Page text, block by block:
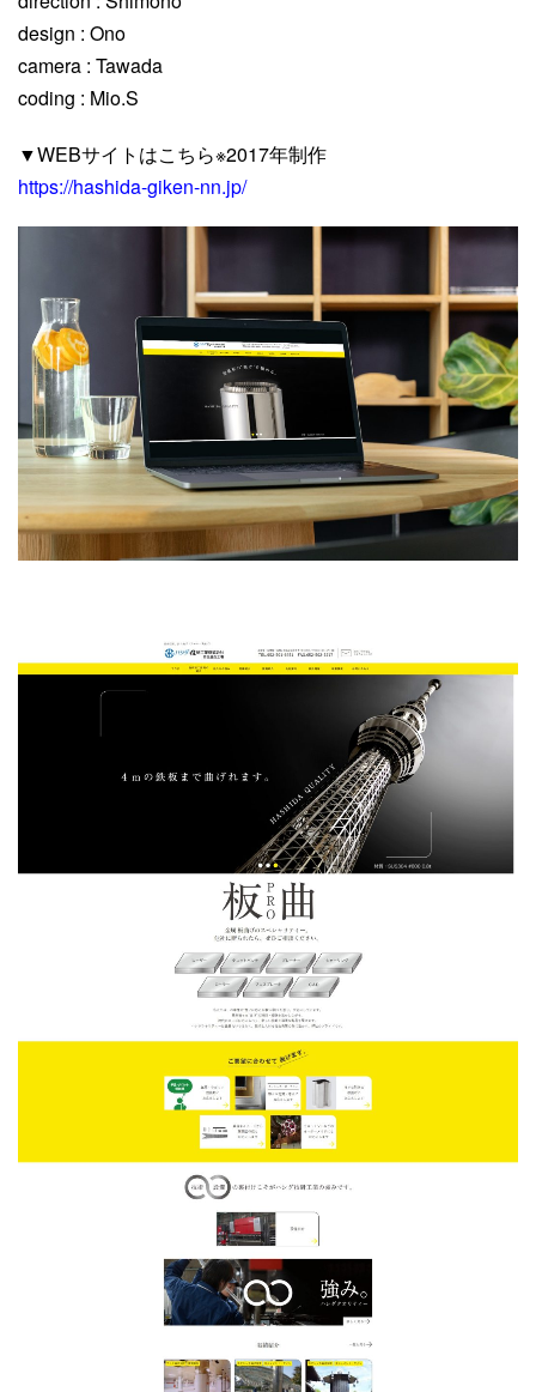
design : Ono
camera : Tawada
coding : Mio.S
▼WEBサイトはこちら※2017年制作
https://hashida-giken-nn.jp/